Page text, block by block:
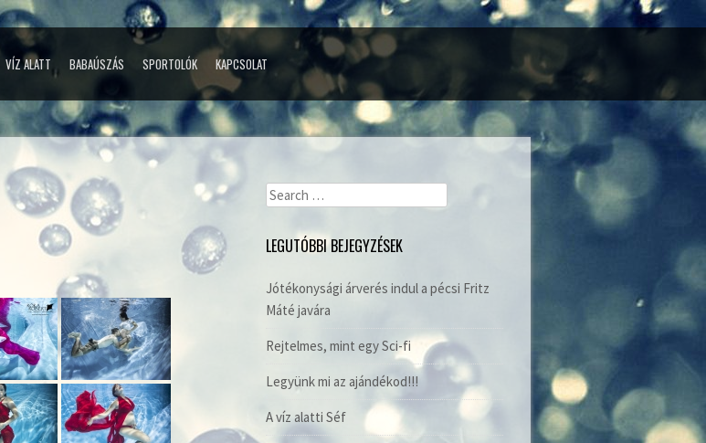
VÍZ ALATT BABAÚSZÁS SPORTOLÓK KAPCSOLAT
Search
LEGUTÓBBI BEJEGYZÉSEK
Jótékonysági árverés indul a pécsi Fritz
Máté javára
Rejtelmes, mint egy Sci-fi
Legyünk mi az ajándékod!!!
A víz alatti Séf